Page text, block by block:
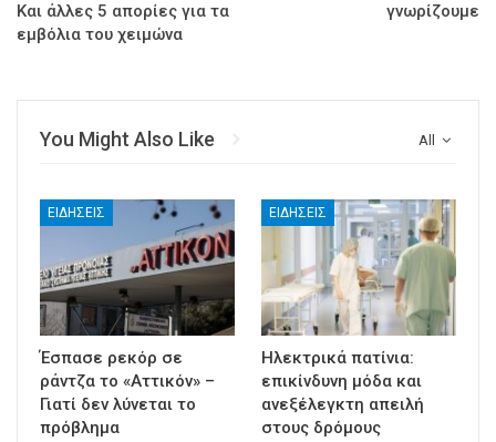
Και άλλες 5 απορίες για τα
εμβόλια του χειμώνα
γνωρίζουμε
All
You Might Also Like
ΕΙΔΉΣΕΙΣ
Έσπασε ρεκόρ σε
ράντζα το «Αττικόν» –
Γιατί δεν λύνεται το
πρόβλημα
ΕΙΔΉΣΕΙΣ
Ηλεκτρικά πατίνια:
επικίνδυνη μόδα και
ανεξέλεγκτη απειλή
στους δρόμους